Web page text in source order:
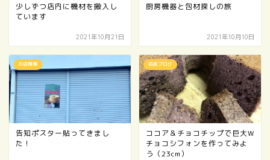
少しずつ店内に機材を搬入し
ています
2021年10月21日
厨房機器と包材探しの旅
2021年10月10日
お店情報
告知ポスター貼ってきまし
た！
店長ブログ
ココア＆チョコチップで巨大W
チョコシフォンを作ってみよ
う（23cm）